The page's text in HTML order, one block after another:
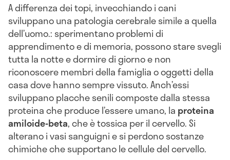
A differenza dei topi, invecchiando i cani
sviluppano una patologia cerebrale simile a quella
dell’uomo.: sperimentano problemi di
apprendimento e di memoria, possono stare svegli
tutta la notte e dormire di giorno e non
riconoscere membri della famiglia o oggetti della
casa dove hanno sempre vissuto. Anch’essi
sviluppano placche senili composte dalla stessa
proteina che produce l’essere umano, la proteina
amiloide-beta, che è tossica per il cervello. Si
alterano i vasi sanguigni e si perdono sostanze
chimiche che supportano le cellule del cervello.